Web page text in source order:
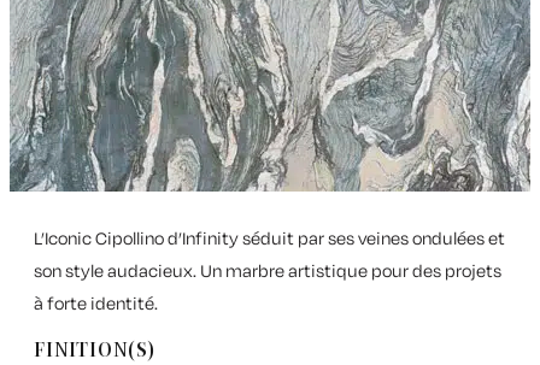
L’Iconic Cipollino d’Infinity séduit par ses veines ondulées et
son style audacieux. Un marbre artistique pour des projets
à forte identité.
FINITION(S)